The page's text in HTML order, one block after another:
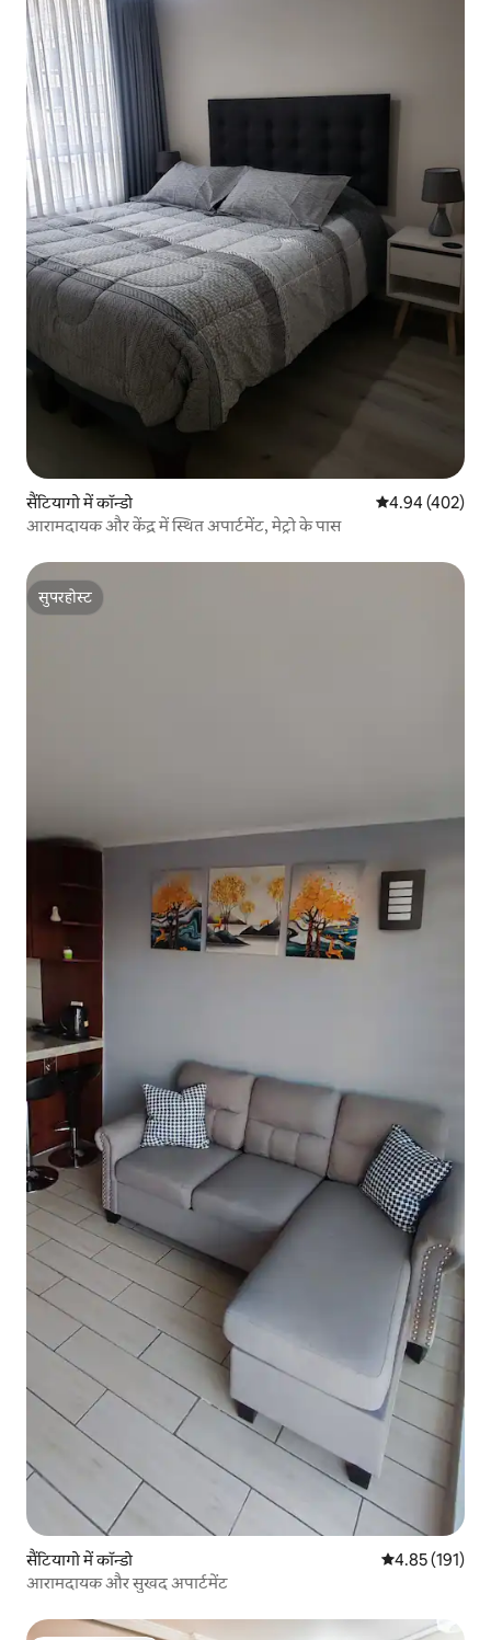
सैंटियागो में कॉन्डो औसत रेटिंग 5 में से
4.94 (402)
आरामदायक और केंद्र में स्थित अपार्टमेंट, मेट्रो के पास
सुपरहोस्ट
सुपरहोस्ट
सैंटियागो में कॉन्डो औसत रेटिंग 5 में से
4.85 (191)
आरामदायक और सुखद अपार्टमेंट